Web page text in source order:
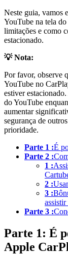
Neste guia, vamos
YouTube na tela
limitações e como
estacionado.
💡 Nota:
Por favor, observe
YouTube no
estiver
do YouTube
aumentar
segurança de
prioridade.
Parte 1 :É
Parte 2 :
1 :
2 :
3 :
Parte 3 :
Parte 1: É
Apple